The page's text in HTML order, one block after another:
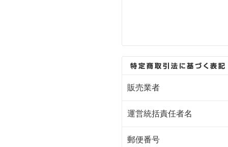
販売業者
運営統括責任者名
郵便番号